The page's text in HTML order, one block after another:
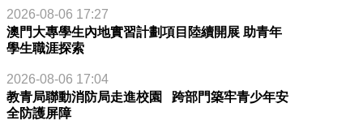
2026-08-06 17:27
澳門大專學生內地實習計劃項目陸續開展 助青年
學生職涯探索
2026-08-06 17:04
教青局聯動消防局走進校園 跨部門築牢青少年安
全防護屏障